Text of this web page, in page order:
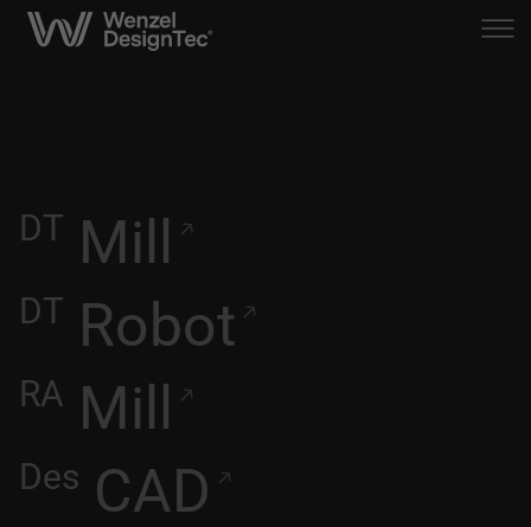
DT Mill
DT Robot
RA Mill
Des CAD